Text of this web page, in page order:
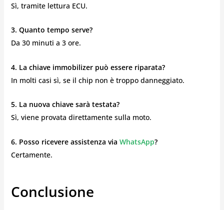
Sì, tramite lettura ECU.
3. Quanto tempo serve?
Da 30 minuti a 3 ore.
4. La chiave immobilizer può essere riparata?
In molti casi sì, se il chip non è troppo danneggiato.
5. La nuova chiave sarà testata?
Sì, viene provata direttamente sulla moto.
6. Posso ricevere assistenza via WhatsApp?
Certamente.
Conclusione